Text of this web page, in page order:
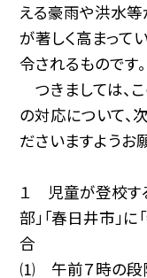
える豪雨や洪水
が著しく高まって
令されるものです。
つきましては、
の対応について、
ださいますようお
１ 児童が登校す
部」「春日井市」
合
⑴ 午前７時の段